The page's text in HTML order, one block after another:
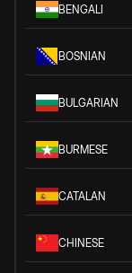
BENGALI
BOSNIAN
BULGARIAN
BURMESE
CATALAN
CHINESE